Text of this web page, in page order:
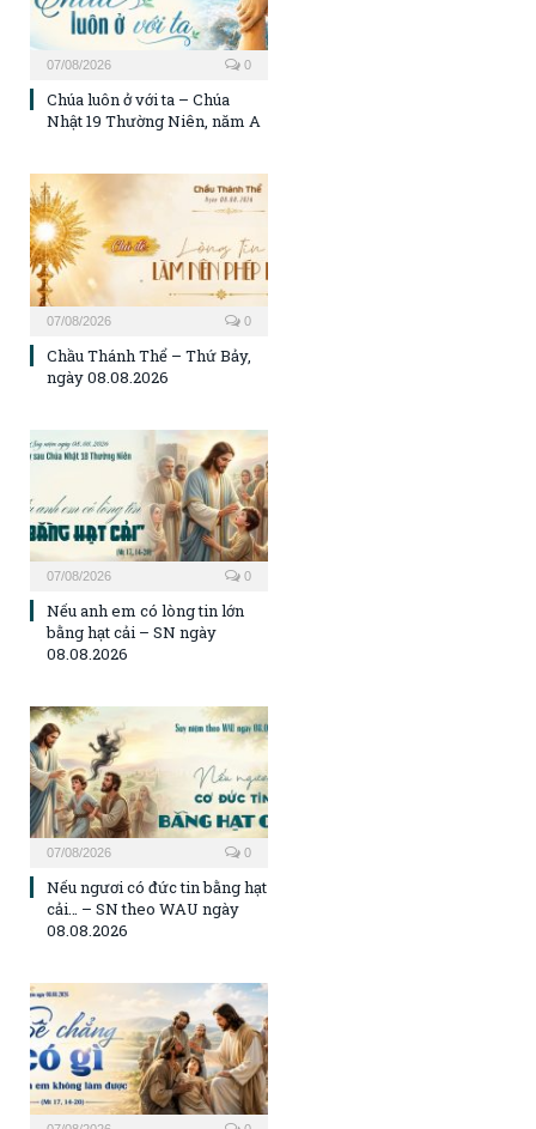
07/08/2026 0
Chúa luôn ở với ta – Chúa
Nhật 19 Thường Niên, năm A
07/08/2026 0
Chầu Thánh Thể – Thứ Bảy,
ngày 08.08.2026
07/08/2026 0
Nếu anh em có lòng tin lớn
bằng hạt cải – SN ngày
08.08.2026
07/08/2026 0
Nếu ngươi có đức tin bằng hạt
cải… – SN theo WAU ngày
08.08.2026